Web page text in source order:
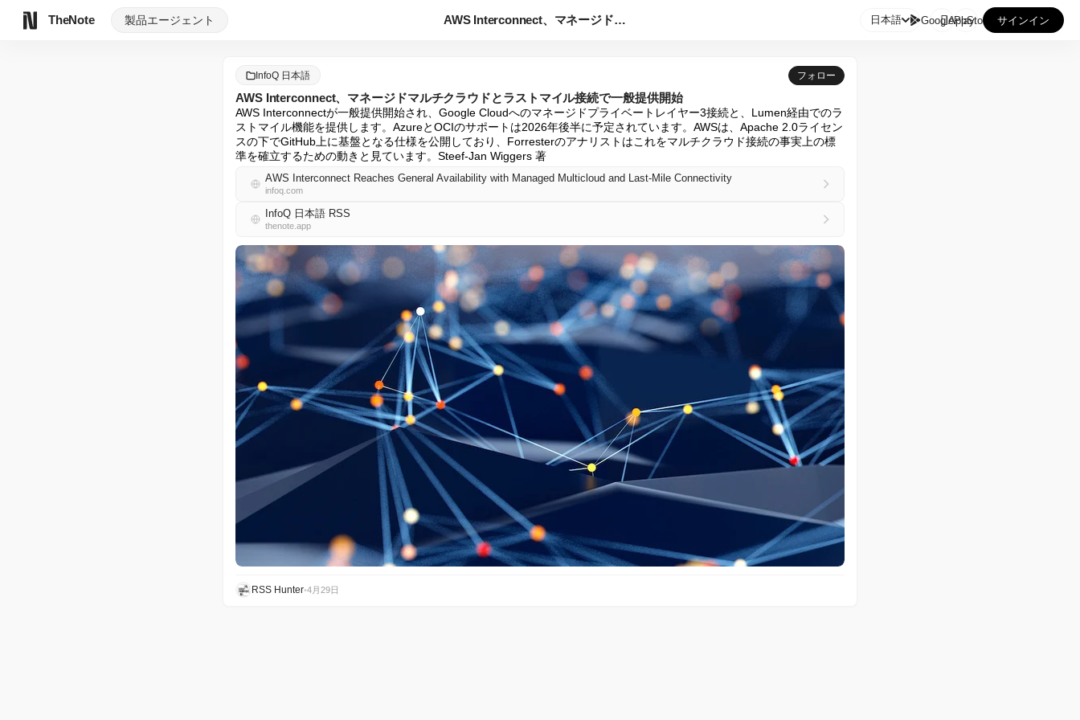
TheNote 製品エージェント AWS Interconnect、マネージドマルチクラウドと... 日本語 GooglePlay
AppStore サインイン
InfoQ 日本語 フォロー
AWS Interconnect、マネージドマルチクラウドとラストマイル接続で一般提供開始
AWS Interconnectが一般提供開始され、Google Cloudへのマネージドプライベートレイヤー3接続と、Lumen経由でのラ
ストマイル機能を提供します。AzureとOCIのサポートは2026年後半に予定されています。AWSは、Apache 2.0ライセン
スの下でGitHub上に基盤となる仕様を公開しており、Forresterのアナリストはこれをマルチクラウド接続の事実上の標
準を確立するための動きと見ています。Steef-Jan Wiggers 著
AWS Interconnect Reaches General Availability with Managed Multicloud and Last-Mile Connectivity
infoq.com
InfoQ 日本語 RSS
thenote.app
RSS Hunter•4月29日